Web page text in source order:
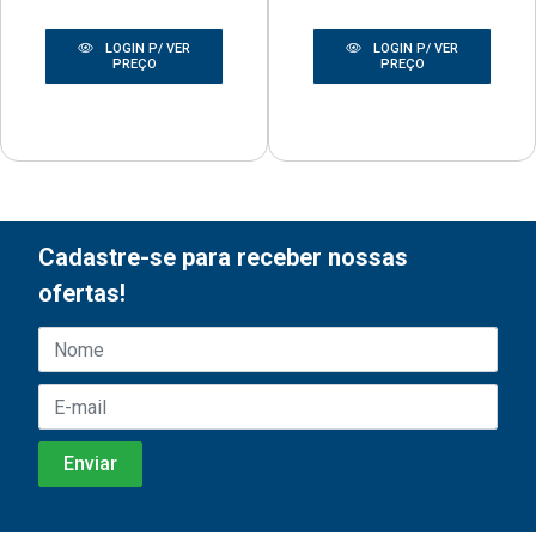
LOGIN P/ VER
PREÇO
LOGIN P/ VER
PREÇO
Cadastre-se para receber nossas
ofertas!